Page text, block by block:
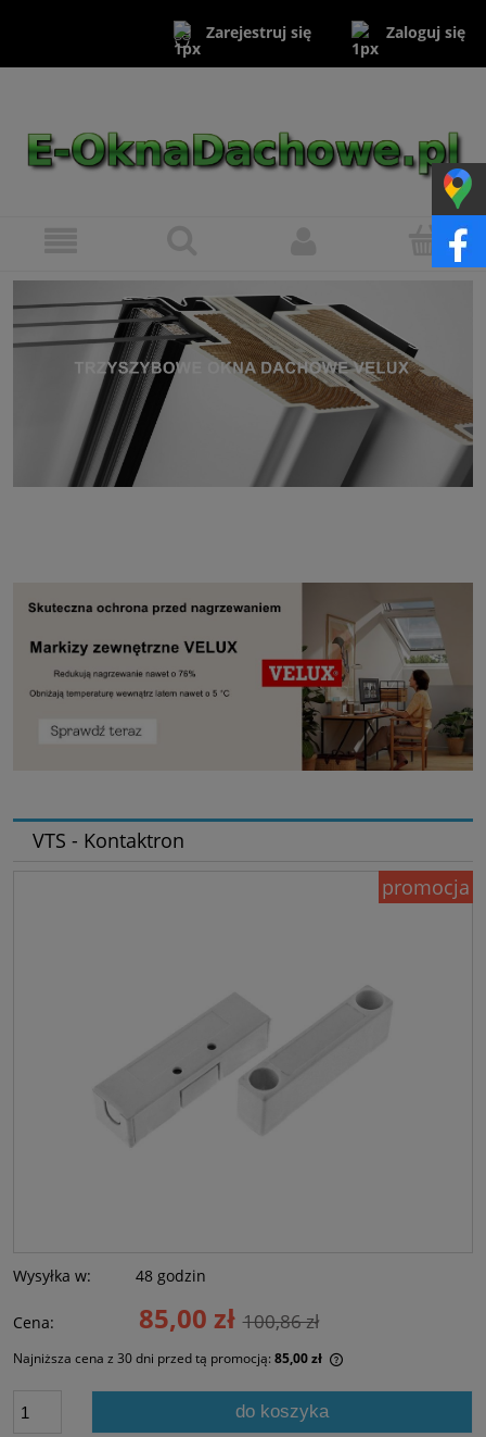
Zarejestruj się Zaloguj się
VTS - Kontaktron
promocja
Wysyłka w: 48 godzin
Cena: 85,00 zł 100,86 zł
Najniższa cena z 30 dni przed tą promocją: 85,00 zł
do koszyka